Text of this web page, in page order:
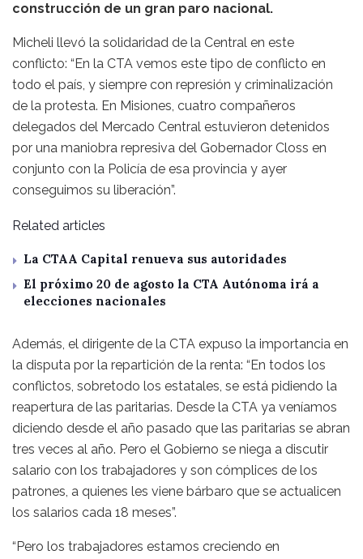
construcción de un gran paro nacional.
Micheli llevó la solidaridad de la Central en este
conflicto: “En la CTA vemos este tipo de conflicto en
todo el país, y siempre con represión y criminalización
de la protesta. En Misiones, cuatro compañeros
delegados del Mercado Central estuvieron detenidos
por una maniobra represiva del Gobernador Closs en
conjunto con la Policía de esa provincia y ayer
conseguimos su liberación”.
Related articles
La CTAA Capital renueva sus autoridades
El próximo 20 de agosto la CTA Autónoma irá a
elecciones nacionales
Además, el dirigente de la CTA expuso la importancia en
la disputa por la repartición de la renta: “En todos los
conflictos, sobretodo los estatales, se está pidiendo la
reapertura de las paritarias. Desde la CTA ya veníamos
diciendo desde el año pasado que las paritarias se abran
tres veces al año. Pero el Gobierno se niega a discutir
salario con los trabajadores y son cómplices de los
patrones, a quienes les viene bárbaro que se actualicen
los salarios cada 18 meses”.
“Pero los trabajadores estamos creciendo en